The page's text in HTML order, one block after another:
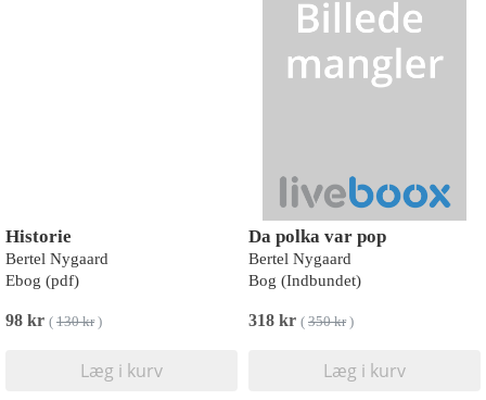
Historie
Bertel Nygaard
Ebog (pdf)
98 kr ( 130 kr)
Læg i kurv
Da polka var pop
Bertel Nygaard
Bog (Indbundet)
318 kr ( 350 kr)
Læg i kurv